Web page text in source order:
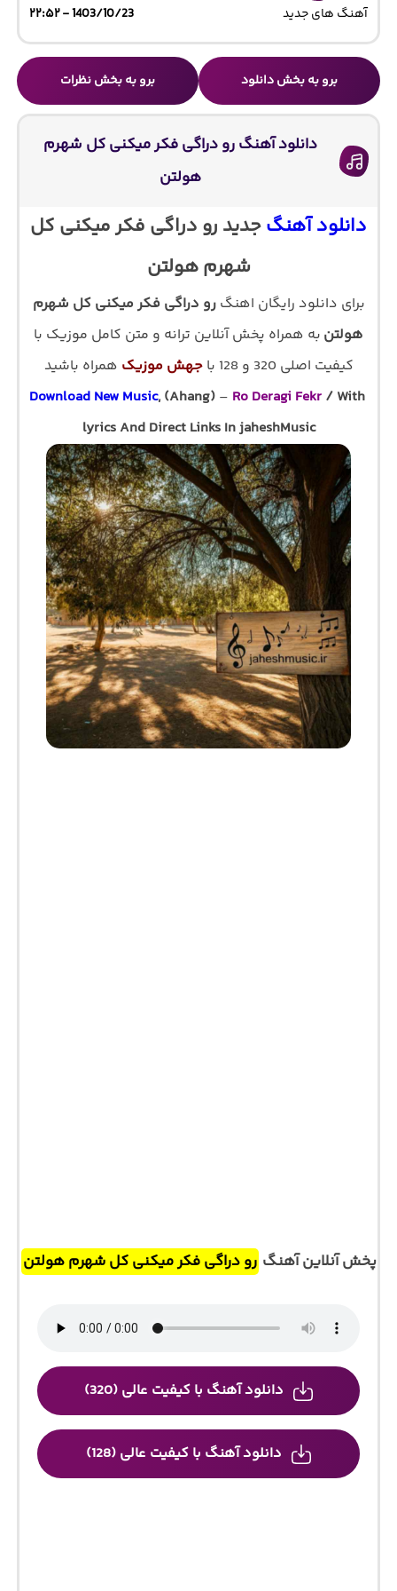
آهنگ های جدید 1403/10/23 - ۲۲:۵۲
برو به بخش دانلود برو به بخش نظرات
دانلود آهنگ رو دراگی فکر میکنی کل شهرم
هولتن
دانلود آهنگجدید رو دراگی فکر میکنی کل
شهرم هولتن
برای دانلود رایگان اهنگرو دراگی فکر میکنی کل شهرم
هولتن به همراه پخش آنلاین ترانه و متن کامل موزیک با
کیفیت اصلی 320 و 128 با
جهش موزیک همراه باشید
Download New Music, (Ahang) – Ro Deragi Fekr / With
lyrics And Direct Links In jaheshMusic
پخش آنلاین آهنگ رو دراگی فکر میکنی کل شهرم هولتن
دانلود آهنگ با کیفیت عالی (320)
دانلود آهنگ با کیفیت عالی (128)